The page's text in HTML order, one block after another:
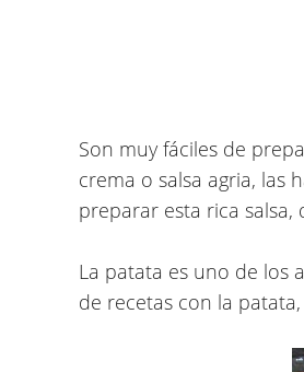
Son muy fáciles de
crema o salsa agria, las
preparar esta rica
La patata es uno de los
de recetas con la